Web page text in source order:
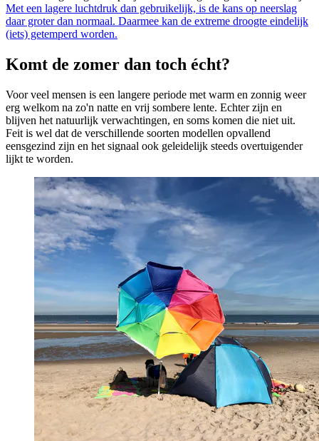
Met een lagere luchtdruk dan gebruikelijk, is de kans op neerslag
daar groter dan normaal. Daarmee kan de extreme droogte eindelijk
(iets) getemperd worden.
Komt de zomer dan toch écht?
Voor veel mensen is een langere periode met warm en zonnig weer
erg welkom na zo'n natte en vrij sombere lente. Echter zijn en
blijven het natuurlijk verwachtingen, en soms komen die niet uit.
Feit is wel dat de verschillende soorten modellen opvallend
eensgezind zijn en het signaal ook geleidelijk steeds overtuigender
lijkt te worden.